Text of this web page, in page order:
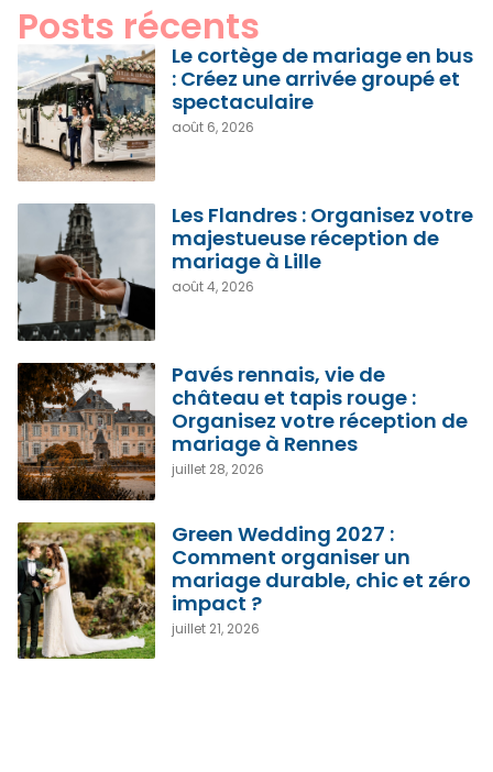
Posts récents
Le cortège de mariage en bus
: Créez une arrivée groupé et
spectaculaire
août 6, 2026
Les Flandres : Organisez votre
majestueuse réception de
mariage à Lille
août 4, 2026
Pavés rennais, vie de
château et tapis rouge :
Organisez votre réception de
mariage à Rennes
juillet 28, 2026
Green Wedding 2027 :
Comment organiser un
mariage durable, chic et zéro
impact ?
juillet 21, 2026